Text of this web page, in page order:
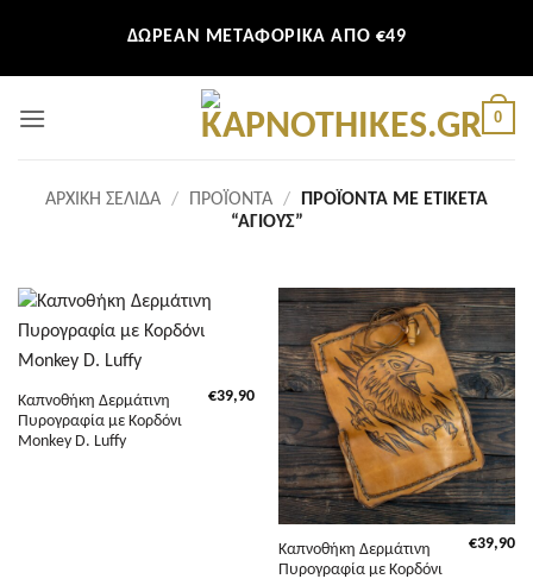
περιεχόμενο
ΔΩΡΕΑΝ ΜΕΤΑΦΟΡΙΚΑ ΑΠΟ €49
0
ΑΡΧΙΚΉ ΣΕΛΊΔΑ / ΠΡΟΪΌΝΤΑ /
ΠΡΟΪΌΝΤΑ ΜΕ ΕΤΙΚΈΤΑ
“ΆΓΙΟΥΣ”
Καπνοθήκη Δερμάτινη
Πυρογραφία με Κορδόνι
Monkey D. Luffy
€39,90
Καπνοθήκη Δερμάτινη
Πυρογραφία με Κορδόνι
€39,90